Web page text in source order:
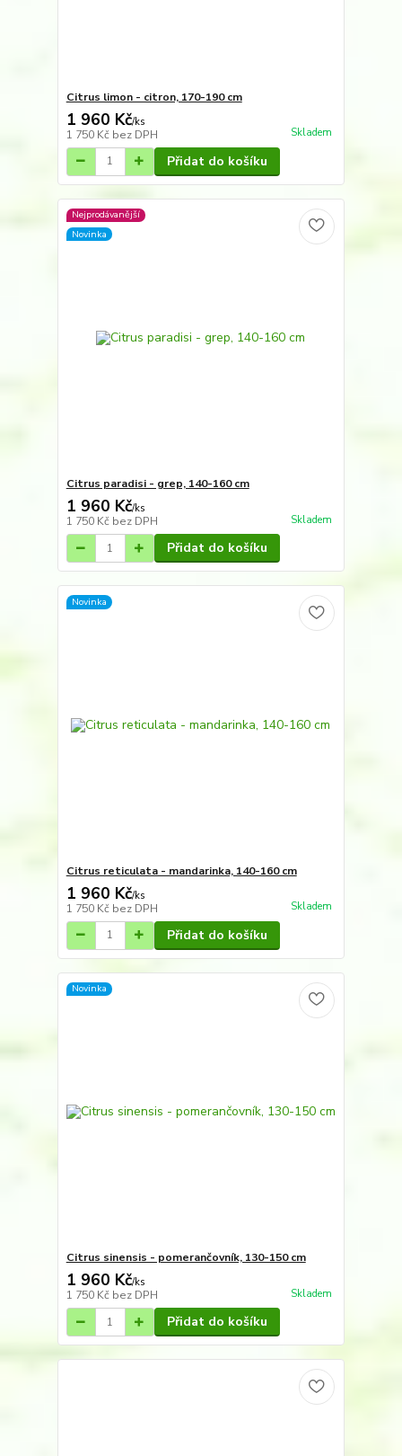
Citrus limon - citron, 170-190 cm
1 960 Kč/ks
1 750 Kč bez DPH Skladem
Přidat do košíku
Nejprodávanější
Novinka
Citrus paradisi - grep, 140-160 cm
1 960 Kč/ks
1 750 Kč bez DPH Skladem
Přidat do košíku
Novinka
Citrus reticulata - mandarinka, 140-160 cm
1 960 Kč/ks
1 750 Kč bez DPH Skladem
Přidat do košíku
Novinka
Citrus sinensis - pomerančovník, 130-150 cm
1 960 Kč/ks
1 750 Kč bez DPH Skladem
Přidat do košíku